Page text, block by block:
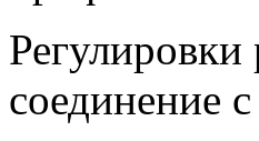
Регулировки
соединение